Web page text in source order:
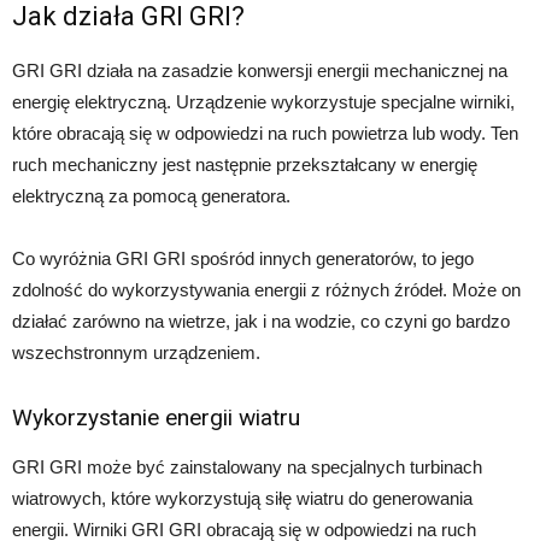
Jak działa GRI GRI?
GRI GRI działa na zasadzie konwersji energii mechanicznej na
energię elektryczną. Urządzenie wykorzystuje specjalne wirniki,
które obracają się w odpowiedzi na ruch powietrza lub wody. Ten
ruch mechaniczny jest następnie przekształcany w energię
elektryczną za pomocą generatora.
Co wyróżnia GRI GRI spośród innych generatorów, to jego
zdolność do wykorzystywania energii z różnych źródeł. Może on
działać zarówno na wietrze, jak i na wodzie, co czyni go bardzo
wszechstronnym urządzeniem.
Wykorzystanie energii wiatru
GRI GRI może być zainstalowany na specjalnych turbinach
wiatrowych, które wykorzystują siłę wiatru do generowania
energii. Wirniki GRI GRI obracają się w odpowiedzi na ruch